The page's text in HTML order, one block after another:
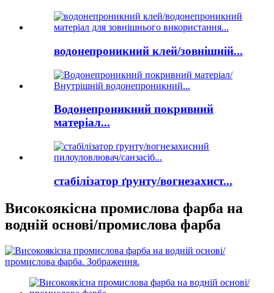
водонепроникний клей/зовнішній...
Водонепроникний покривний
матеріал...
стабілізатор ґрунту/вогнезахист...
Високоякісна промислова фарба на
водній основі/промислова фарба